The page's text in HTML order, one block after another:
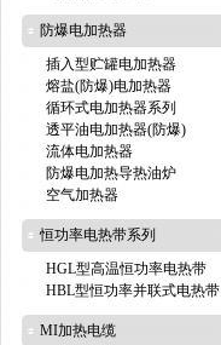
防爆电加热器
插入型贮罐电加热器
熔盐(防爆)电加热器
循环式电加热器系列
透平油电加热器(防爆)
流体电加热器
防爆电加热导热油炉
空气加热器
恒功率电热带系列
HGL型高温恒功率电热带
HBL型恒功率并联式电热带
MI加热电缆